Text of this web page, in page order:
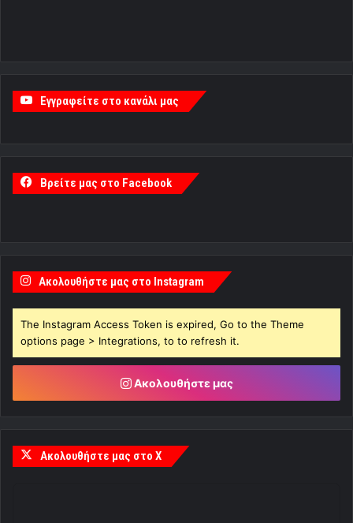
Εγγραφείτε στο κανάλι μας
Βρείτε μας στο Facebook
Ακολουθήστε μας στο Instagram
The Instagram Access Token is expired, Go to the Theme
options page > Integrations, to to refresh it.
Ακολουθήστε μας
Ακολουθήστε μας στο X